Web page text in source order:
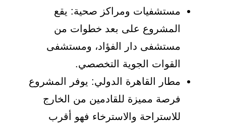
مستشفيات ومراكز صحية: يقع
المشروع على بعد خطوات من
مستشفى دار الفؤاد، ومستشفى
القوات الجوية التخصصي.
مطار القاهرة الدولي: يوفر المشروع
فرصة مميزة للقادمين من الخارج
للاستراحة والاسترخاء فهو أقرب